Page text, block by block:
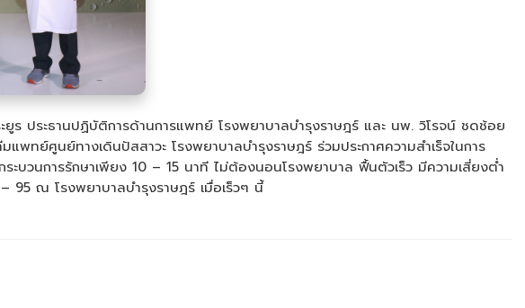
ประธานปฏิบัติการด้านการแพทย์ โรงพยาบาลบำรุงราษฎร์ และ นพ. วิโรจน์ ชดช้อย
ทย์ศูนย์ทางเดินปัสสาวะ โรงพยาบาลบำรุงราษฎร์ ร่วมประกาศความสำเร็จในการ
ะบวนการรักษาเพียง 10 – 15 นาที ไม่ต้องนอนโรงพยาบาล ฟื้นตัวเร็ว มีความเสี่ยงต่ำ
95 ณ โรงพยาบาลบำรุงราษฎร์ เมื่อเร็วๆ นี้